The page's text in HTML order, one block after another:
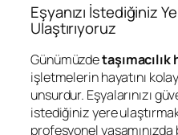
Eşyanızı İstediğiniz
Ulaştırıyoruz
Günümüzde
işletmelerin hayatını
unsurdur. Eşyalarınızı
istediğiniz yere
profesyonel